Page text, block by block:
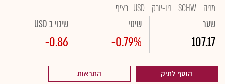
מניה SCHW ניו-יורק USD רציף
שער
107.17
שינוי
-0.79%
שינוי ב USD
-0.86
הוסף לתיק התראות